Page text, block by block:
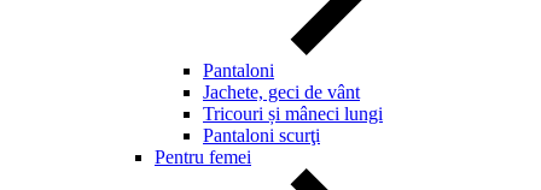
Pantaloni
Jachete, geci de vânt
Tricouri și mâneci lungi
Pantaloni scurţi
Pentru femei